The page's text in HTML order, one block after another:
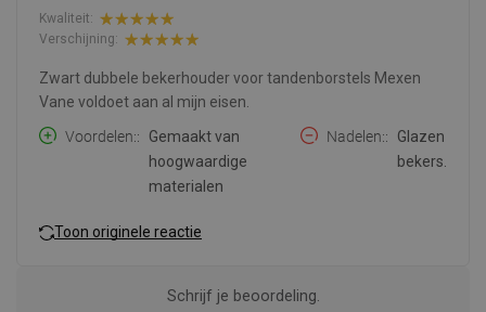
Kwaliteit:
Verschijning:
Zwart dubbele bekerhouder voor tandenborstels Mexen
Vane voldoet aan al mijn eisen.
Voordelen:
Gemaakt van
hoogwaardige
materialen
Nadelen:
Glazen
bekers.
Toon originele reactie
Schrijf je beoordeling.